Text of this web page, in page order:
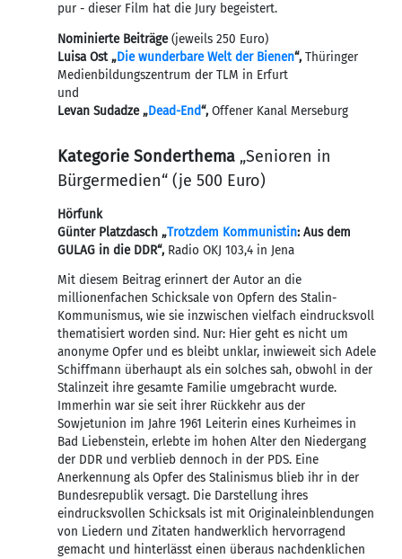
pur - dieser Film hat die Jury begeistert.
Nominierte Beiträge(jeweils 250 Euro)
Luisa Ost „Die wunderbare Welt der Bienen“, Thüringer
Medienbildungszentrum der TLM in Erfurt
und
Levan Sudadze „Dead-End“, Offener Kanal Merseburg
Kategorie Sonderthema „Senioren in
Bürgermedien“ (je 500 Euro)
Hörfunk
Günter Platzdasch „Trotzdem Kommunistin: Aus dem
GULAG in die DDR“, Radio OKJ 103,4 in Jena
Mit diesem Beitrag erinnert der Autor an die
millionenfachen Schicksale von Opfern des Stalin-
Kommunismus, wie sie inzwischen vielfach eindrucksvoll
thematisiert worden sind. Nur: Hier geht es nicht um
anonyme Opfer und es bleibt unklar, inwieweit sich Adele
Schiffmann überhaupt als ein solches sah, obwohl in der
Stalinzeit ihre gesamte Familie umgebracht wurde.
Immerhin war sie seit ihrer Rückkehr aus der
Sowjetunion im Jahre 1961 Leiterin eines Kurheimes in
Bad Liebenstein, erlebte im hohen Alter den Niedergang
der DDR und verblieb dennoch in der PDS. Eine
Anerkennung als Opfer des Stalinismus blieb ihr in der
Bundesrepublik versagt. Die Darstellung ihres
eindrucksvollen Schicksals ist mit Original­einblendungen
von Liedern und Zitaten handwerklich hervorragend
gemacht und hinterlässt einen überaus nachdenklichen